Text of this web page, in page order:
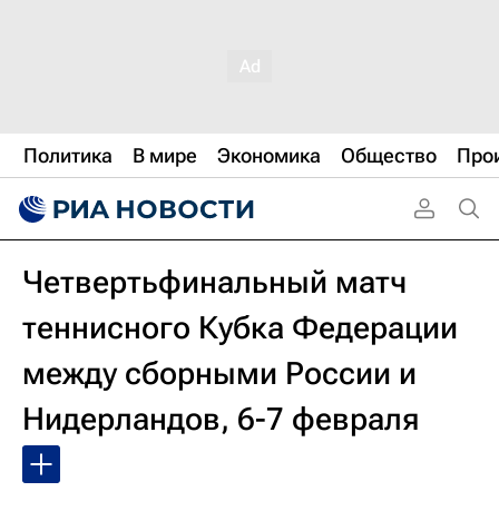
Политика В мире Экономика Общество
Четвертьфинальный матч
теннисного Кубка Федерации
между сборными России и
Нидерландов, 6-7 февраля